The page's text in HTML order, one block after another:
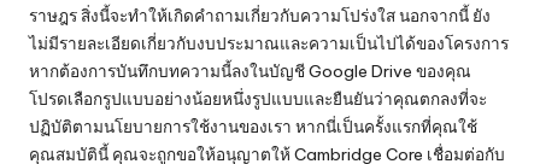
ราษฎร สิ่งนี้จะทำให้เกิดคำถามเกี่ยวกับความโปร่งใส นอกจากนี้ ยัง
ไม่มีรายละเอียดเกี่ยวกับงบประมาณและความเป็นไปได้ของโครงการ
หากต้องการบันทึกบทความนี้ลงในบัญชี Google Drive ของคุณ
โปรดเลือกรูปแบบอย่างน้อยหนึ่งรูปแบบและยืนยันว่าคุณตกลงที่จะ
ปฏิบัติตามนโยบายการใช้งานของเรา หากนี่เป็นครั้งแรกที่คุณใช้
คุณสมบัตินี้ คุณจะถูกขอให้อนุญาตให้ Cambridge Core เชื่อมต่อกับ